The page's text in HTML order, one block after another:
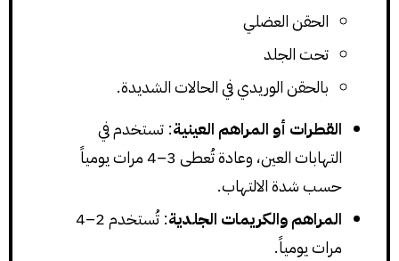
الحقن العضلي
تحت الجلد
بالحقن الوريدي في الحالات الشديدة.
القطرات أو المراهم العينية: تستخدم في
التهابات العين، وعادة تُعطى 3–4 مرات يومياً
حسب شدة الالتهاب.
المراهم والكريمات الجلدية
: تُستخدم 2–4
مرات يومياً.